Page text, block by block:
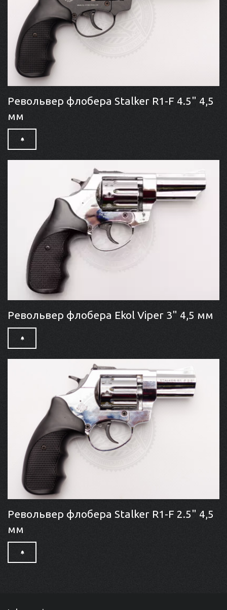
Револьвер флобера Stalker R1-F 4.5" 4,5
мм
Револьвер флобера Ekol Viper 3" 4,5 мм
Револьвер флобера Stalker R1-F 2.5" 4,5
мм